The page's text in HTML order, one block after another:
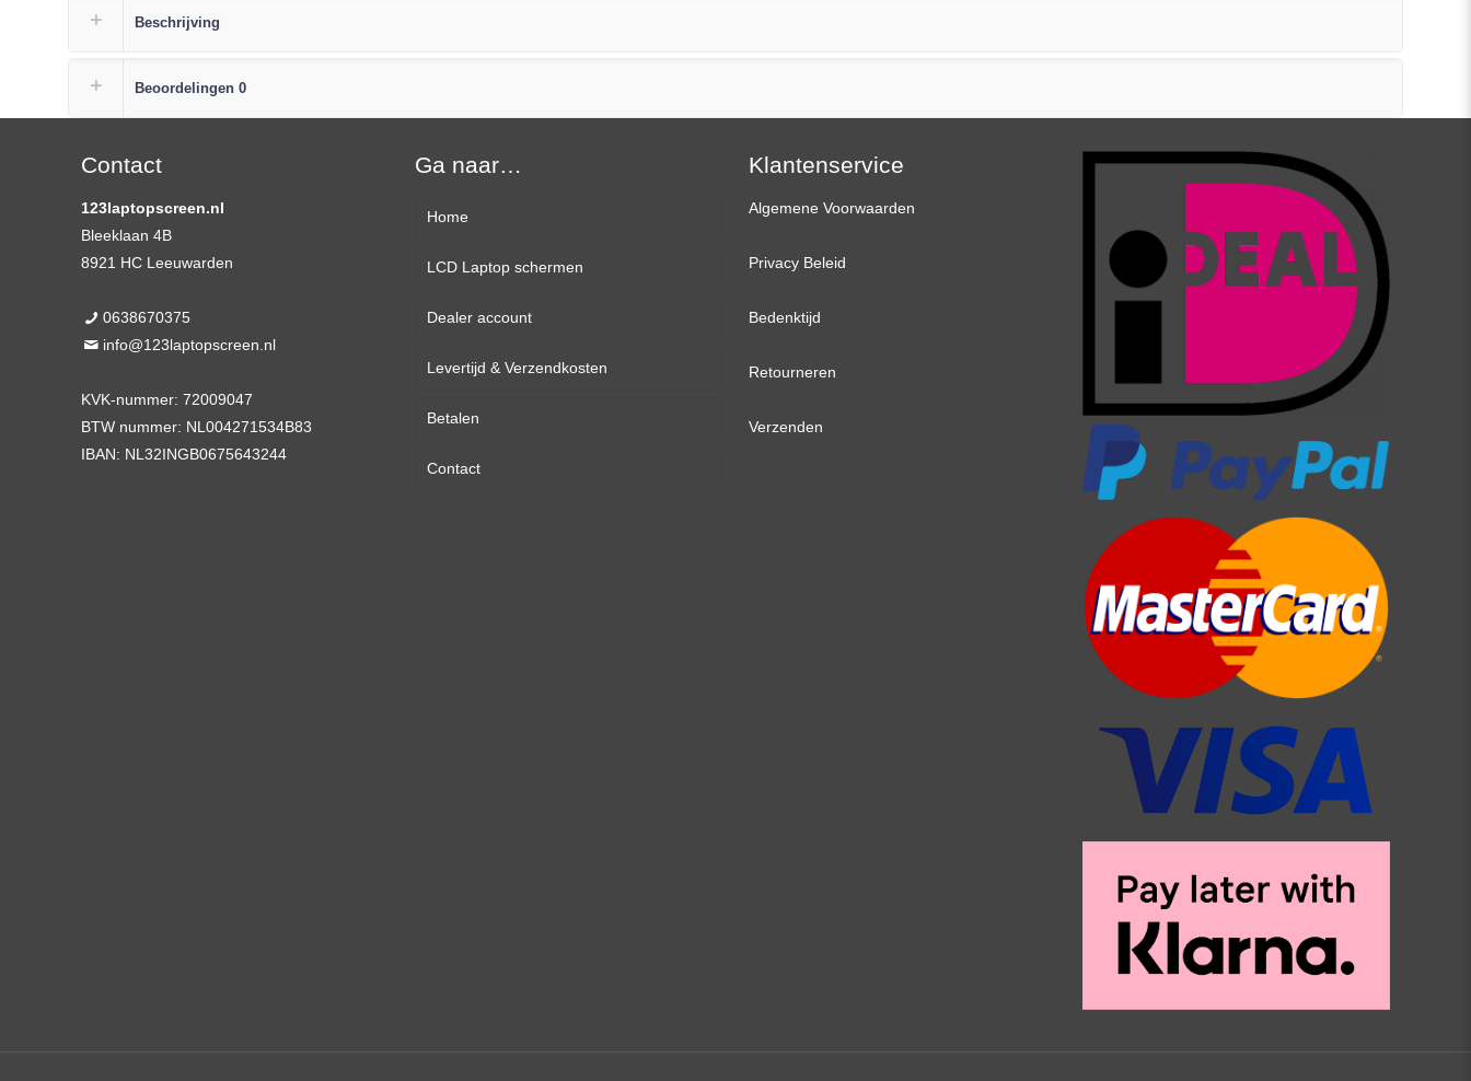
Ultra
IPS
aantal
Beschrijving
Beoordelingen 0
Contact
123laptopscreen.nl
Bleeklaan 4B
8921 HC Leeuwarden
0638670375
info@123laptopscreen.nl
KVK-nummer: 72009047
BTW nummer: NL004271534B83
IBAN: NL32INGB0675643244
Ga naar…
Home
LCD Laptop schermen
13,3 inch
14,0 inch
15,6 inch
17,3 inch
Dealer account
Levertijd & Verzendkosten
Betalen
Contact
Klantenservice
Algemene Voorwaarden
Privacy Beleid
Bedenktijd
Retourneren
Verzenden